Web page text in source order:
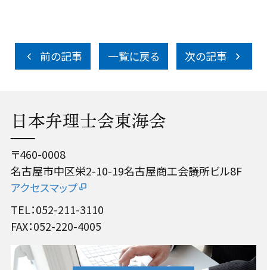
前の記事 一覧に戻る 次の記事
日本弁理士会東海会
〒460-0008
名古屋市中区栄2-10-19名古屋商工会議所ビル8F
アクセスマップ
TEL：052-211-3110
FAX：052-220-4005